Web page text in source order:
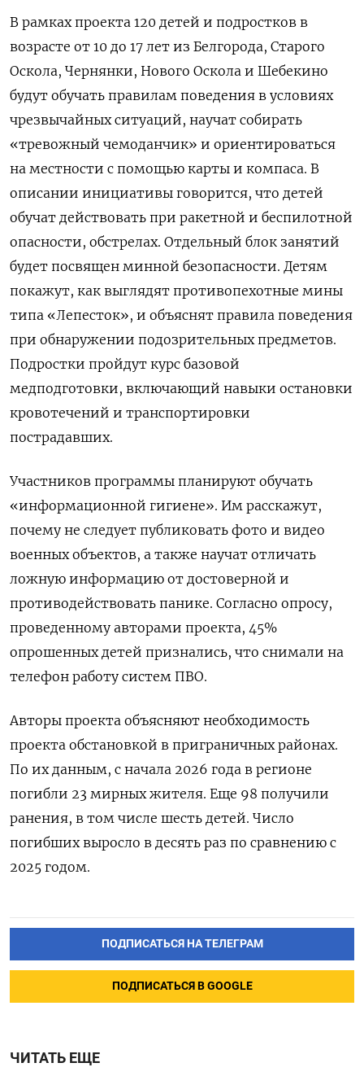
В рамках проекта 120 детей и подростков в
возрасте от 10 до 17 лет из Белгорода, Старого
Оскола, Чернянки, Нового Оскола и Шебекино
будут обучать правилам поведения в условиях
чрезвычайных ситуаций, научат собирать
«тревожный чемоданчик» и ориентироваться
на местности с помощью карты и компаса. В
описании инициативы говорится, что детей
обучат действовать при ракетной и беспилотной
опасности, обстрелах. Отдельный блок занятий
будет посвящен минной безопасности. Детям
покажут, как выглядят противопехотные мины
типа «Лепесток», и объяснят правила поведения
при обнаружении подозрительных предметов.
Подростки пройдут курс базовой
медподготовки, включающий навыки остановки
кровотечений и транспортировки
пострадавших.
Участников программы планируют обучать
«информационной гигиене». Им расскажут,
почему не следует публиковать фото и видео
военных объектов, а также научат отличать
ложную информацию от достоверной и
противодействовать панике. Согласно опросу,
проведенному авторами проекта, 45%
опрошенных детей признались, что снимали на
телефон работу систем ПВО.
Авторы проекта объясняют необходимость
проекта обстановкой в приграничных районах.
По их данным, с начала 2026 года в регионе
погибли 23 мирных жителя. Еще 98 получили
ранения, в том числе шесть детей. Число
погибших выросло в десять раз по сравнению с
2025 годом.
ПОДПИСАТЬСЯ НА ТЕЛЕГРАМ
ПОДПИСАТЬСЯ В GOOGLE
ЧИТАТЬ ЕЩЕ